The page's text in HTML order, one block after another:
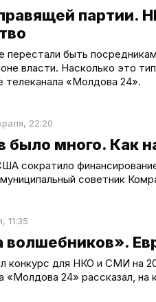
партии.
перестали быть
власти. Насколько это
телеканала «Молдова 24».
22:20
было много. Как
сократило
советник
11:35
волшебников».
конкурс для НКО и СМИ на
«Молдова 24» рассказал,